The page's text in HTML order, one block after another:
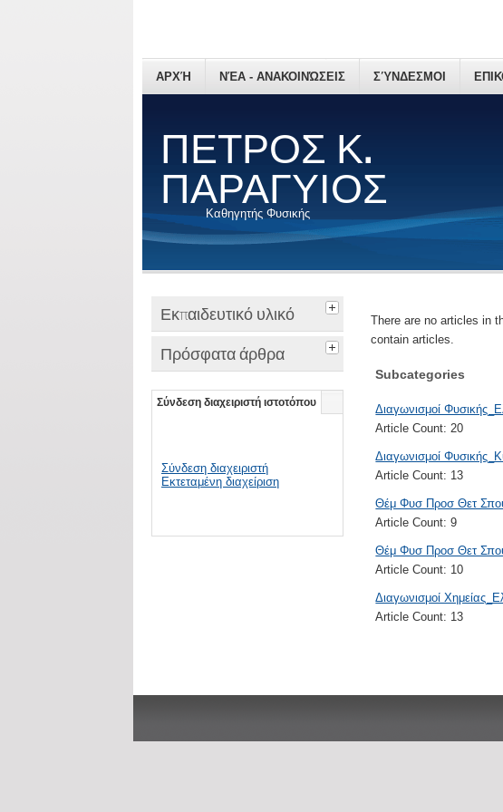
ΠΕΤΡΟΣ Κ.
ΠΑΡΑΓΥΙΟΣ
Καθηγητής Φυσικής
ΑΡΧΉ ΝΈΑ - ΑΝΑΚΟΙΝΏΣΕΙΣ ΣΎΝΔΕΣΜΟΙ
Εκπαιδευτικό υλικό
Πρόσφατα άρθρα
Σύνδεση διαχειριστή ιστοτόπου
Σύνδεση διαχειριστή
Εκτεταμένη διαχείριση
There are no articles in
contain articles.
Subcategories
Διαγωνισμοί
Article Count:20
Διαγωνισμοί
Article Count: 13
Θέμ Φυσ Προσ Θετ
Article Count:9
Θέμ Φυσ Προσ Θετ
Article Count: 10
Διαγωνισμοί
Article Count: 13